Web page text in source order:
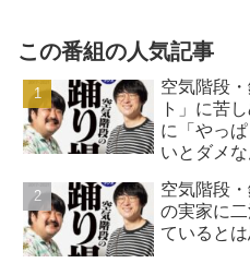
この番組の人気記事
空気階段
ト」に苦
に「やっ
いとダメ
空気階段
の実家に
ていると